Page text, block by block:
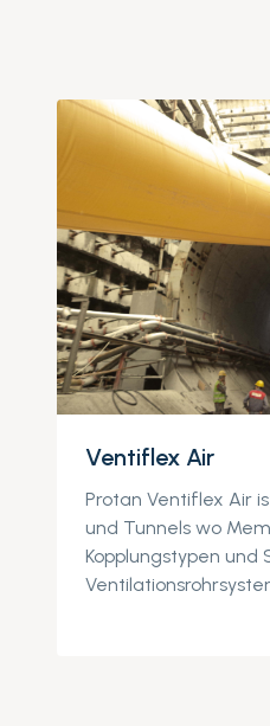
Ventiflex Air
Protan Ventiflex Air
und Tunnels wo
Kopplungstypen und